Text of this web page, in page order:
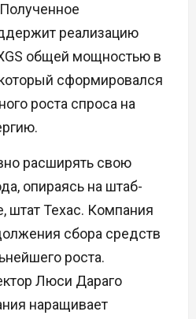
реализацию
общей мощностью в
который сформировался
роста спроса на
расширять свою
опираясь на штаб-
штат Техас. Компания
сбора средств
роста.
Люси Дараго
наращивает